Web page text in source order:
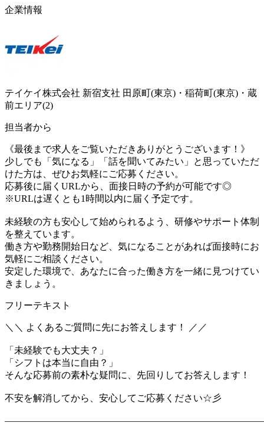
企業情報
テイケイ株式会社 新宿支社 田原町(東京)・稲荷町(東京)・蔵
前エリア(2)
担当者から
《最後まで求人をご覧いただきありがとうございます！》
少しでも「気になる」「話を聞いてみたい」と思っていただ
けた方は、ぜひお気軽にご応募ください。
応募後に届くURLから、面接日時の予約が可能です◎
※URLは遅くとも1時間以内に届く予定です。
未経験の方も安心して始められるよう、研修やサポート体制
を整えています。
働き方や勤務開始日など、気になることがあれば面接時にお
気軽にご相談ください。
安定した環境で、あなたに合った働き方を一緒に見つけてい
きましょう。
フリーテキスト
＼＼ よくあるご質問に先にお答えします！ ／／
「未経験でも大丈夫？」
「シフトは本当に自由？」
そんな応募前の素朴な疑問に、先回りしてお答えします！
不安を解消してから、安心してご応募ください☆彡